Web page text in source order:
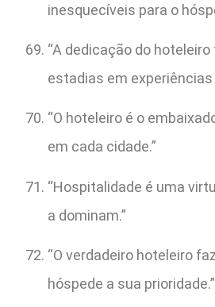
inesquecíveis para o
“A dedicação do
estadias em experiências
“O hoteleiro é o
em cada cidade.”
“Hospitalidade é uma
a dominam.”
“O verdadeiro hoteleiro
hóspede a sua prioridade.”